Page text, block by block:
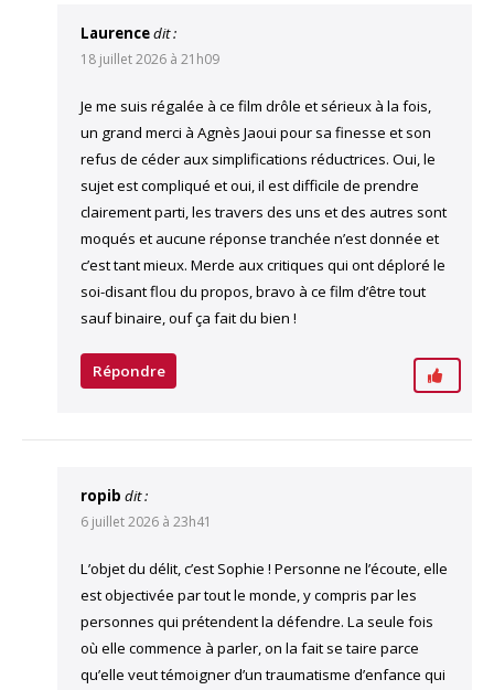
Laurencedit :
18 juillet 2026 à 21h09
Je me suis régalée à ce film drôle et sérieux à la fois,
un grand merci à Agnès Jaoui pour sa finesse et son
refus de céder aux simplifications réductrices. Oui, le
sujet est compliqué et oui, il est difficile de prendre
clairement parti, les travers des uns et des autres sont
moqués et aucune réponse tranchée n’est donnée et
c’est tant mieux. Merde aux critiques qui ont déploré le
soi-disant flou du propos, bravo à ce film d’être tout
sauf binaire, ouf ça fait du bien !
Répondre
ropib dit :
6 juillet 2026 à 23h41
L’objet du délit, c’est Sophie ! Personne ne l’écoute, elle
est objectivée par tout le monde, y compris par les
personnes qui prétendent la défendre. La seule fois
où elle commence à parler, on la fait se taire parce
qu’elle veut témoigner d’un traumatisme d’enfance qui